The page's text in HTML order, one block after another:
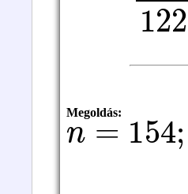
Megoldás:
n=154; X